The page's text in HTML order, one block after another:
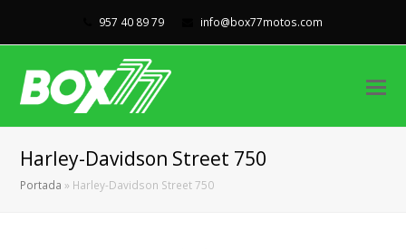
957 40 89 79 info@box77motos.com
Harley-Davidson Street 750
Portada » Harley-Davidson Street 750